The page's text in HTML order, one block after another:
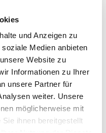
und Anzeigen zu
Medien anbieten
Website zu
Informationen zu Ihrer
unsere Partner für
weiter. Unsere
möglicherweise mit
ihnen bereitgestellt